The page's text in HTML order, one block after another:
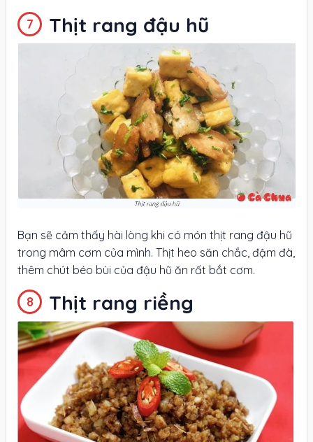
Thịt rang đậu hũ
Bạn sẽ cảm thấy hài lòng khi có món thịt rang đậu hũ
trong mâm cơm của mình. Thịt heo săn chắc, đậm đà,
thêm chút béo bùi của đậu hũ ăn rất bắt cơm.
Thịt rang riềng